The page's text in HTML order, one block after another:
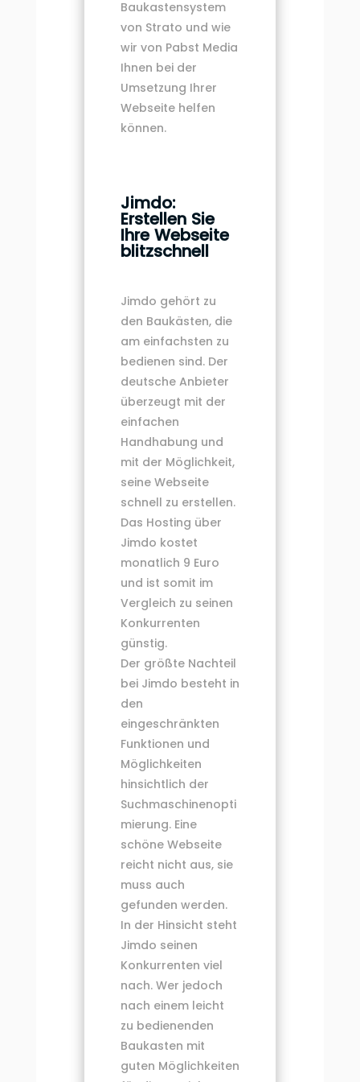
Baukastensystem
von Strato und wie
wir von Pabst Media
Ihnen bei der
Umsetzung Ihrer
Webseite helfen
können.
Jimdo:
Erstellen Sie
Ihre Webseite
blitzschnell
Jimdo gehört zu
den Baukästen, die
am einfachsten zu
bedienen sind. Der
deutsche Anbieter
überzeugt mit der
einfachen
Handhabung und
mit der Möglichkeit,
seine Webseite
schnell zu erstellen.
Das Hosting über
Jimdo kostet
monatlich 9 Euro
und ist somit im
Vergleich zu seinen
Konkurrenten
günstig.
Der größte Nachteil
bei Jimdo besteht in
den
eingeschränkten
Funktionen und
Möglichkeiten
hinsichtlich der
Suchmaschinenopti
mierung. Eine
schöne Webseite
reicht nicht aus, sie
muss auch
gefunden werden.
In der Hinsicht steht
Jimdo seinen
Konkurrenten viel
nach. Wer jedoch
nach einem leicht
zu bedienenden
Baukasten mit
guten Möglichkeiten